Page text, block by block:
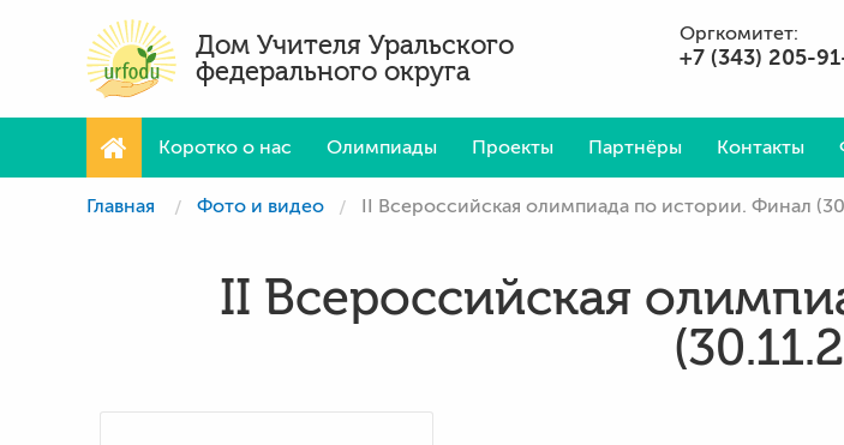
Дом Учителя Уральского
федерального округа
Оргкомитет:
+7 (343) 205-
Коротко о нас Олимпиады Проекты Партнёры Контакты
Вопросы и ответы
Главная Фото и видео II Всероссийская олимпиада по истории. Финал
II Всероссийская